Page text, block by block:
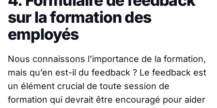
sur la formation des
employés
Nous connaissons l’importance de la formation,
mais qu’en est-il du feedback ? Le feedback est
un élément crucial de toute session de
formation qui devrait être encouragé pour aider